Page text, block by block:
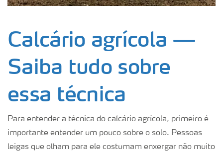
Calcário agrícola —
Saiba tudo sobre
essa técnica
Para entender a técnica do calcário agrícola, primeiro é
importante entender um pouco sobre o solo. Pessoas
leigas que olham para ele costumam enxergar não muito